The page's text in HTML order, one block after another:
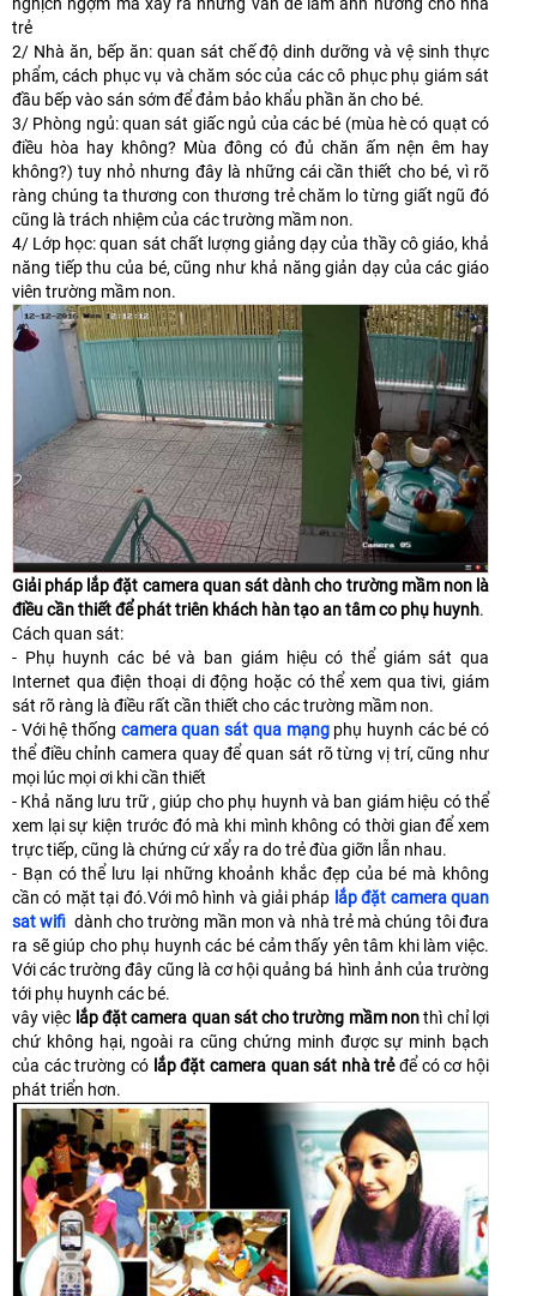
trẻ
2/ Nhà ăn, bếp ăn: quan sát chế độ dinh dưỡng và vệ sinh thực
phẩm, cách phục vụ và chăm sóc của các cô phục phụ giám sát
đầu bếp vào sán sớm để đảm bảo khẩu phần ăn cho bé.
3/ Phòng ngủ: quan sát giấc ngủ của các bé (mùa hè có quạt có
điều hòa hay không? Mùa đông có đủ chăn ấm nện êm hay
không?) tuy nhỏ nhưng đây là những cái cần thiết cho bé, vì rõ
ràng chúng ta thương con thương trẻ chăm lo từng giất ngũ đó
cũng là trách nhiệm của các trường mầm non.
4/ Lớp học: quan sát chất lượng giảng dạy của thầy cô giáo, khả
năng tiếp thu của bé, cũng như khả năng giản dạy của các giáo
viên trường mầm non.
Giải pháp lắp đặt camera quan sát dành cho trường mầm non là
điều cần thiết để phát triên khách hàn tạo an tâm co phụ huynh.
Cách quan sát:
- Phụ huynh các bé và ban giám hiệu có thể giám sát qua
Internet qua điện thoại di động hoặc có thể xem qua tivi, giám
sát rõ ràng là điều rất cần thiết cho các trường mầm non.
- Với hệ thống camera quan sát qua mạngphụ huynh các bé có
thể điều chỉnh camera quay để quan sát rõ từng vị trí, cũng như
mọi lúc mọi ơi khi cần thiết
- Khả năng lưu trữ , giúp cho phụ huynh và ban giám hiệu có thể
xem lại sự kiện trước đó mà khi mình không có thời gian để xem
trực tiếp, cũng là chứng cứ xẩy ra do trẻ đùa giỡn lẫn nhau.
- Bạn có thể lưu lại những khoảnh khắc đẹp của bé mà không
cần có mặt tại đó.Với mô hình và giải pháp lắp đặt camera quan
sat wifi dành cho trường mần mon và nhà trẻ mà chúng tôi đưa
ra sẽ giúp cho phụ huynh các bé cảm thấy yên tâm khi làm việc.
Với các trường đây cũng là cơ hội quảng bá hình ảnh của trường
tới phụ huynh các bé.
vây việc lắp đặt camera quan sát cho trường mầm nonthì chỉ lợi
chứ không hại, ngoài ra cũng chứng minh được sự minh bạch
của các trường cólắp đặt camera quan sát nhà trẻđể có cơ hội
phát triển hơn.